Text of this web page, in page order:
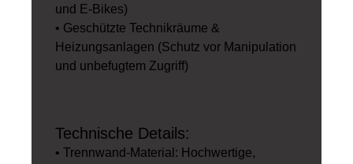
und E-Bikes)
• Geschützte Technikräume &
Heizungsanlagen (Schutz vor Manipulation
und unbefugtem Zugriff)
Technische Details:
• Trennwand-Material: Hochwertige,